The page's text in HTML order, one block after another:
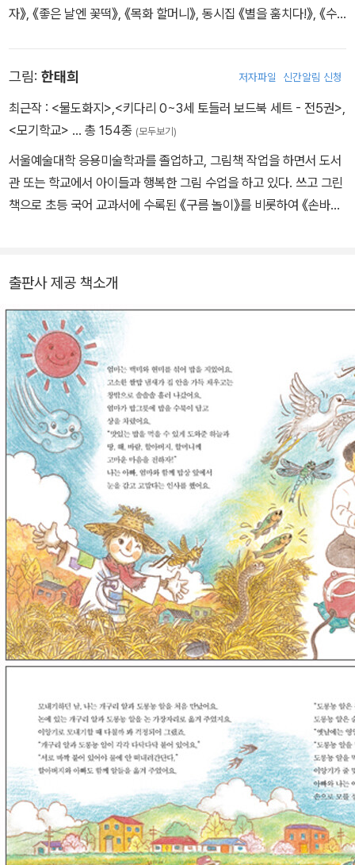
자》, 《좋은 날엔 꽃떡》, 《목화 할머니》, 동시집 《별을 훔치다!》, 《수
《가족을 지켜라!》, 《지구를 지키는 가족》, 《시간 먹는 시먹깨비》, 지
식정보책 《건강을 위한 먹거리 채소·과일》, 《생존을 위한 먹거리 식
량》, 《우리는 지구별에 어떻게 왔을까?》, 《햇빛은 얼마일까?》, 《쌀
곰을 구해 줘!》 등이 있습니다. 제8회 서덕출문학상을 수상했습니다.
그림: 한태희 저자파일 신간알림 신청
최근작 : <물도화지> <키다리 0~3세 토들러 보드북 세트 - 전5권>
<모기학교> … 총 154종 (모두보기)
서울예술대학 응용미술학과를 졸업하고, 그림책 작업을 하면서 도서
관 또는 학교에서 아이들과 행복한 그림 수업을 하고 있다. 쓰고 그린
책으로 초등 국어 교과서에 수록된 《구름 놀이》를 비롯하여 《손바닥
출판사 제공 책소개